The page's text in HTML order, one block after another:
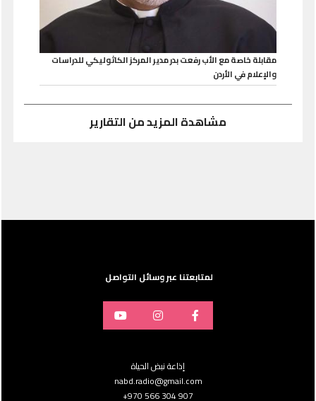
مقابلة خاصة مع الأب رفعت بدر مدير المركز الكاثوليكي للدراسات
والإعلام في الأردن
مشاهدة المزيد من التقارير
لمتابعتنا عبر وسائل التواصل
إذاعة نبض الحياة
nabd.radio@gmail.com
907 304 566 970+